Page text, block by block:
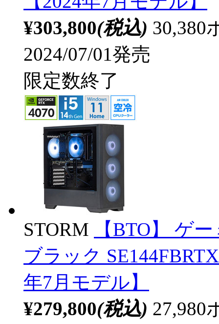
¥303,800(税込) 30,380
2024/07/01発売
限定数終了
STORM
【BTO】 ゲ
ブラック
年7月モデル】
¥279,800(税込) 27,980